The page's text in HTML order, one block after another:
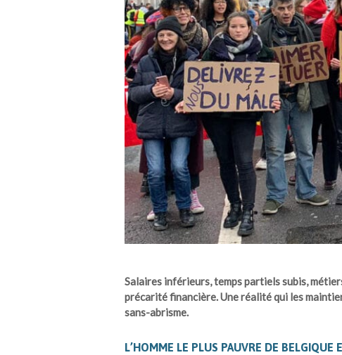
Salaires inférieurs, temps partiels subis,
précarité financière. Une réalité qui les
sans-abrisme.
L’HOMME LE PLUS PAUVRE DE BELGIQUE